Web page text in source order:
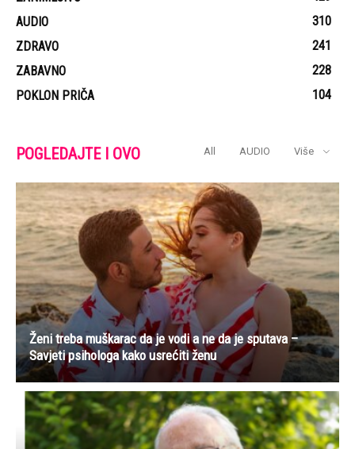
AUDIO
310
ZDRAVO
241
ZABAVNO
228
POKLON PRIČA
104
POGLEDAJTE I OVO All AUDIO Više
Ženi treba muškarac da je vodi a ne da je sputava –
Savjeti psihologa kako usrećiti ženu